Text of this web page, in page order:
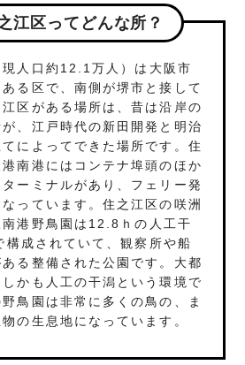
江区ってどんな所？
現人口約12.1万人）は大阪市
る区で、南側が堺市と接して
区がある場所は、昔は沿岸の
、江戸時代の新田開発と明治
によってできた場所です。住
南港にはコンテナ埠頭のほか
ーミナルがあり、フェリー発
っています。住之江区の咲洲
港野鳥園は12.8ｈの人工干
成されていて、観察所や船
る整備された公園です。大都
かも人工の干潟という環境で
鳥園は非常に多くの鳥の、ま
の生息地になっています。